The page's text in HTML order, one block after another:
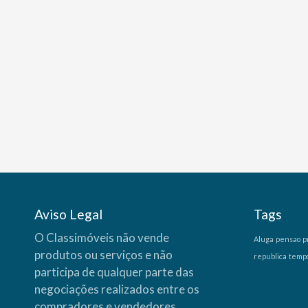
Aviso Legal
O Classimóveis não vende
produtos ou serviços e não
participa de qualquer parte das
negociações realizados entre os
Tags
Aluga pensao
republica